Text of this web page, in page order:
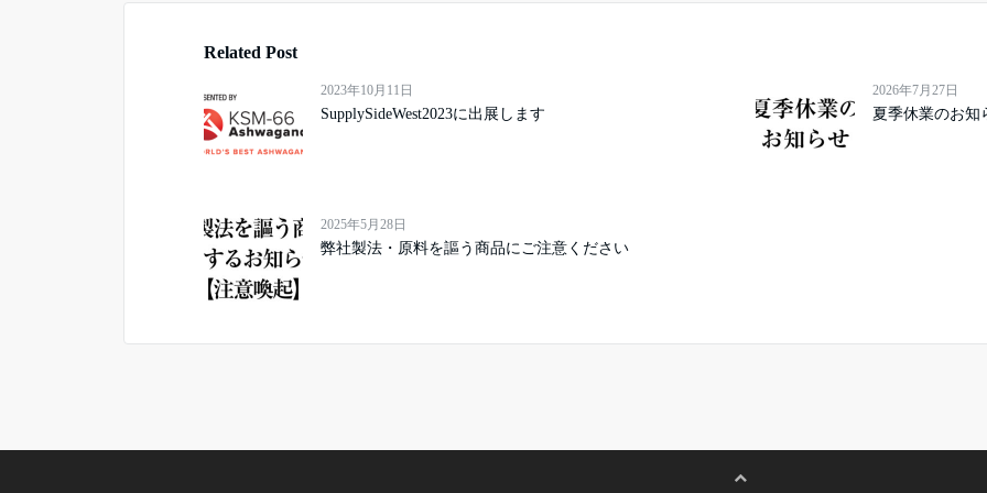
Related Post
2023年10月11日
SupplySideWest2023に出展します
2026年7月27日
夏季休業のお知
2025年5月28日
弊社製法・原料を謳う商品にご注意ください